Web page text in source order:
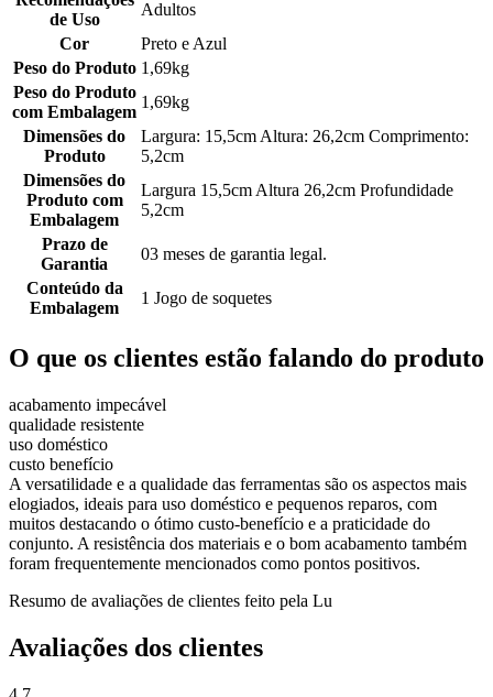
de Uso
Adultos
Cor
Preto e Azul
Peso do Produto 1,69kg
Peso do Produto
com Embalagem
1,69kg
Dimensões do
Produto
Largura: 15,5cm Altura: 26,2cm Comprimento:
5,2cm
Dimensões do
Produto com
Embalagem
Largura 15,5cm Altura 26,2cm Profundidade
5,2cm
Prazo de
Garantia
03 meses de garantia legal.
Conteúdo da
Embalagem
1 Jogo de soquetes
O que os clientes estão falando do produto
acabamento impecável
qualidade resistente
uso doméstico
custo benefício
A versatilidade e a qualidade das ferramentas são os aspectos mais
elogiados, ideais para uso doméstico e pequenos reparos, com
muitos destacando o ótimo custo-benefício e a praticidade do
conjunto. A resistência dos materiais e o bom acabamento também
foram frequentemente mencionados como pontos positivos.
Resumo de avaliações de clientes feito pela Lu
Avaliações dos clientes